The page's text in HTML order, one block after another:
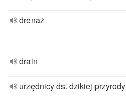
drenaż
drain
urzędnicy ds. dzikiej przyrody